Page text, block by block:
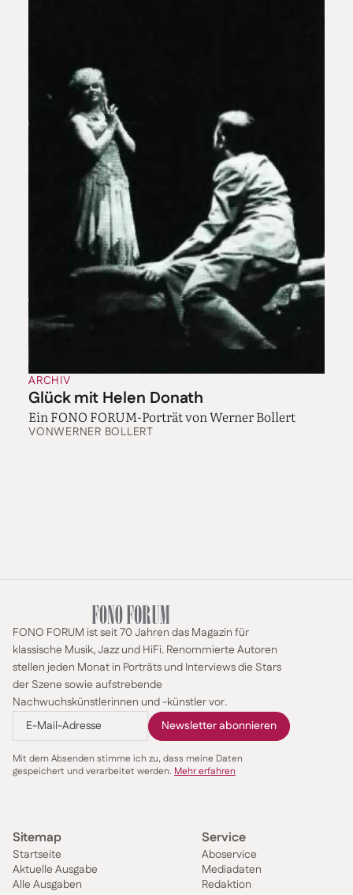
ARCHIV
Glück mit Helen Donath
Ein FONO FORUM-Porträt von Werner Bollert
VONWERNER BOLLERT
FONO FORUM ist seit 70 Jahren das Magazin für
klassische Musik, Jazz und HiFi. Renommierte Autoren
stellen jeden Monat in Porträts und Interviews die Stars
der Szene sowie aufstrebende
Nachwuchskünstlerinnen und -künstler vor.
Mit dem Absenden stimme ich zu, dass meine Daten
gespeichert und verarbeitet werden. Mehr erfahren
Sitemap
Startseite
Aktuelle Ausgabe
Alle Ausgaben
Service
Aboservice
Mediadaten
Redaktion